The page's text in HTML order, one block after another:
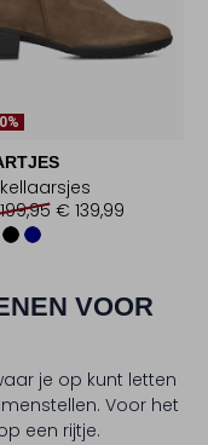
€ 139,99
VOOR
je op kunt letten
Voor het
een rijtje.